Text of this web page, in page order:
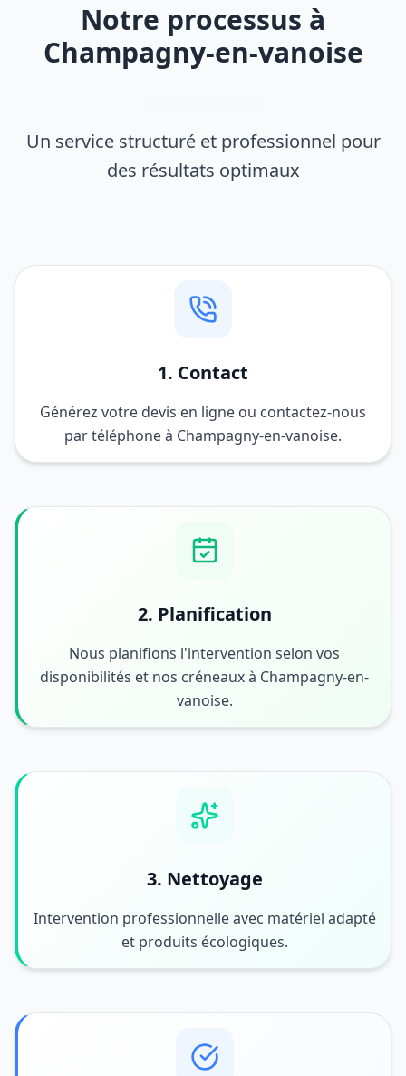
Notre processus à
Champagny-en-vanoise
Un service structuré et professionnel pour
des résultats optimaux
1. Contact
Générez votre devis en ligne ou contactez-nous
par téléphone à Champagny-en-vanoise.
2. Planification
Nous planifions l'intervention selon vos
disponibilités et nos créneaux à Champagny-en-
vanoise.
3. Nettoyage
Intervention professionnelle avec matériel adapté
et produits écologiques.